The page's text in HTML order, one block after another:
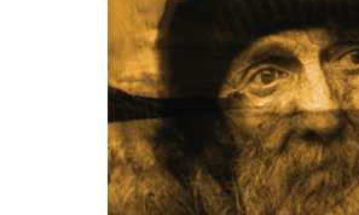
AGGIUNGI AL CARRELLO